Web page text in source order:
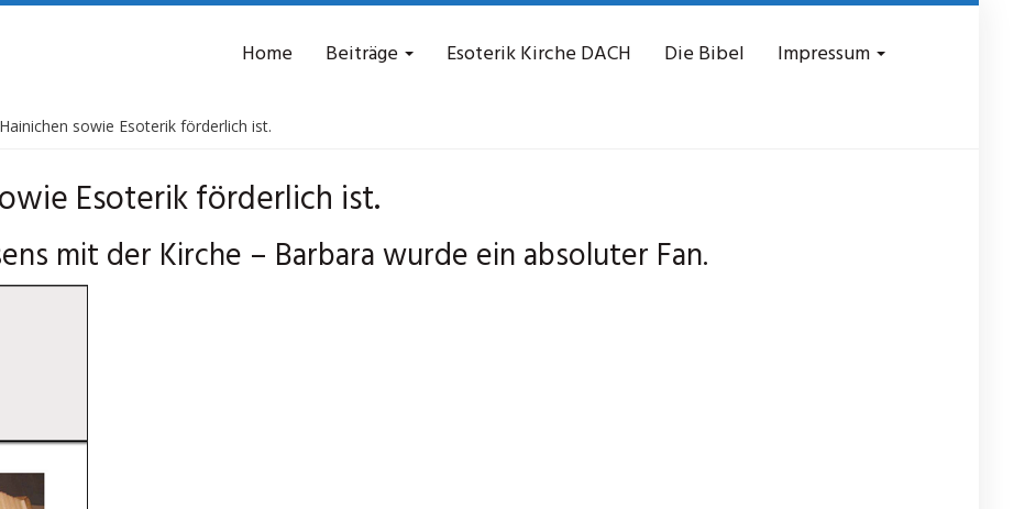
Home Beiträge Esoterik Kirche DACH Die Bibel Impressum
sowie Esoterik förderlich ist.
Esoterik förderlich ist.
mit der Kirche – Barbara wurde ein absoluter Fan.